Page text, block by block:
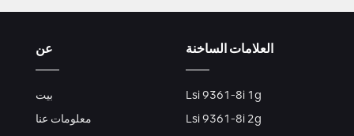
عن
بيت
معلومات عنا
العلامات الساخنة
Lsi 9361-8i 1g
Lsi 9361-8i 2g